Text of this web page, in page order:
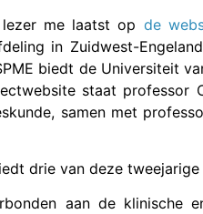
me laatst op de
in Zuidwest-
biedt de Universiteit
staat
samen met
drie van deze
aan de klinische